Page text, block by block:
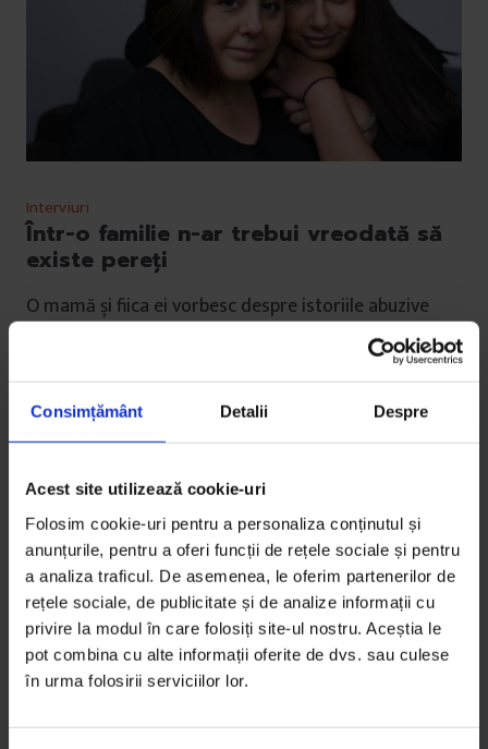
Consimțământ Detalii Despre
Acest site utilizează cookie-uri
Folosim cookie-uri pentru a personaliza conținutul și
anunțurile, pentru a oferi funcții de rețele sociale și pentru
a analiza traficul. De asemenea, le oferim partenerilor de
rețele sociale, de publicitate și de analize informații cu
privire la modul în care folosiți site-ul nostru. Aceștia le
pot combina cu alte informații oferite de dvs. sau culese
în urma folosirii serviciilor lor.
Interviuri
Într-o familie n-ar trebui vreodată să
existe pereți
O mamă și fiica ei vorbesc despre istoriile abuzive
care le-au ținut la distanță și, într-un final, readus
DeIrina Tacu
Fotografii din arhiva personală
Timp de citire: 34 de minute
7 martie 2021